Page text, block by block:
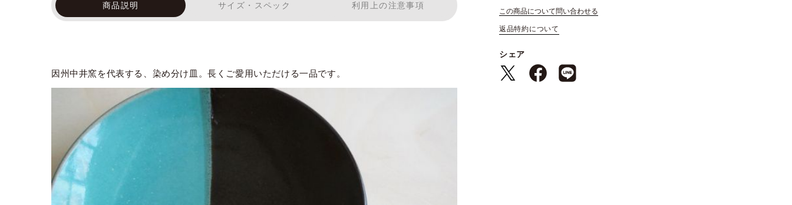
この商品について問い合わせる
返品特約について
シェア
商品説明 サイズ・スペック 利用上の注意事項
因州中井窯を代表する、染め分け皿。長くご愛用いただける一品です。